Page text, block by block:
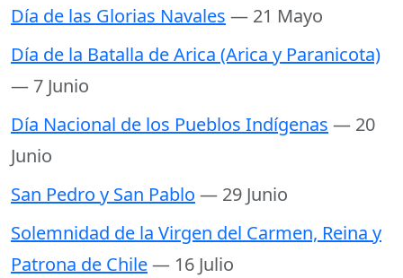
Día de las Glorias Navales — 21 Mayo
Día de la Batalla de Arica (Arica y Paranicota)
— 7 Junio
Día Nacional de los Pueblos Indígenas — 20
Junio
San Pedro y San Pablo — 29 Junio
Solemnidad de la Virgen del Carmen, Reina y
Patrona de Chile— 16 Julio